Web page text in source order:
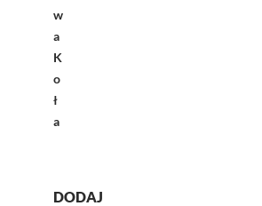
w
a
K
o
ł
a
DODAJ